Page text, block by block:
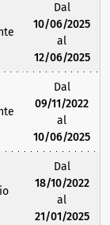
Dal
10/06/2025
al
12/06/2025
Dal
09/11/2022
al
10/06/2025
Dal
18/10/2022
al
21/01/2025